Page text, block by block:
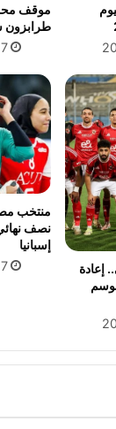
موقف
طرابزون
7 أغسطس، 2026
إعادة
منتخب
نصف
إسبانيا
7 أغسطس، 2026